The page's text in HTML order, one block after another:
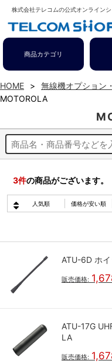
株式会社テレコムの公式オンライン
商品カテゴリ
HOME 無線機オプション
MOTOROLA
3件の商品がございます。
人気順 価格が安い順
ATU-6D ホ
販売価格:
ATU-17G
LA
販売価格: